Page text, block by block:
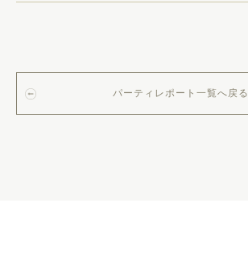
パーティレポート一覧へ戻る